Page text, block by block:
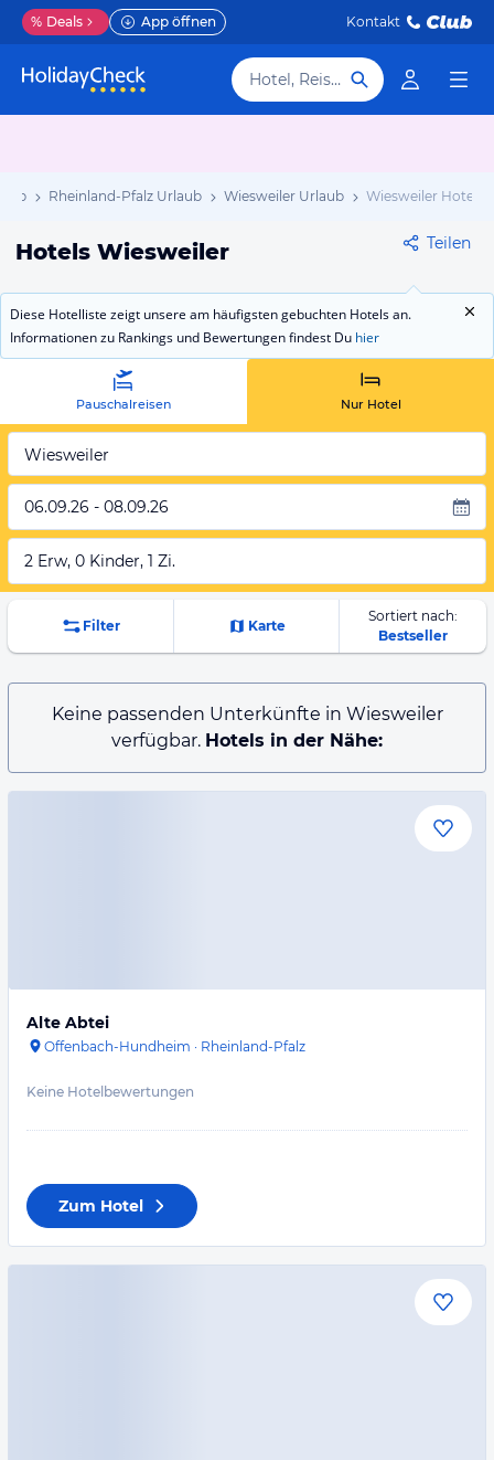
% Deals App öffnen Kontakt
Hotel, Reiseziel
Rheinland-Pfalz Urlaub Wiesweiler Urlaub Wiesweiler Hotels
Hotels Wiesweiler Teilen
Diese Hotelliste zeigt unsere am häufigsten gebuchten Hotels an.
Informationen zu Rankings und Bewertungen findest Du hier
Pauschalreisen Nur Hotel
Wiesweiler
06.09.26 - 08.09.26
2 Erw, 0 Kinder, 1 Zi.
Filter Karte
Sortiert nach:
Bestseller
Keine passenden Unterkünfte in Wiesweiler
verfügbar. Hotels in der Nähe:
Alte Abtei
Offenbach-Hundheim · Rheinland-Pfalz
Keine Hotelbewertungen
Zum Hotel